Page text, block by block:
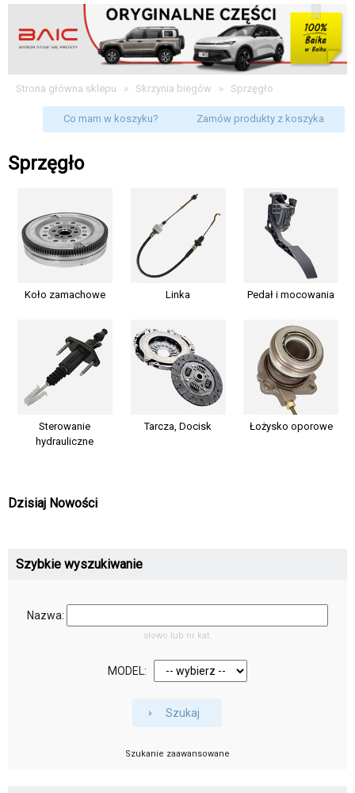
Strona główna sklepu » Skrzynia biegów » Sprzęgło
Co mam w koszyku? Zamów produkty z koszyka
Sprzęgło
Koło zamachowe Linka Pedał i mocowania
Sterowanie
hydrauliczne
Tarcza, Docisk Łożysko oporowe
Dzisiaj Nowości
Szybkie wyszukiwanie
Nazwa:
słowo lub nr kat.
MODEL:
Szukaj
Szukanie zaawansowane